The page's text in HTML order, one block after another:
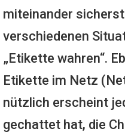
miteinander
verschiedenen
„Etikette wahren“.
Etikette im Netz
nützlich erscheint
gechattet hat, die